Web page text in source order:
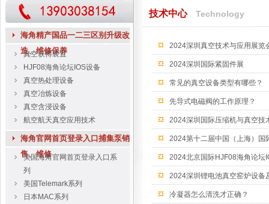
海角精产国品一二三区别升级改
造、维修保养
真空获得装置
HJF08海角论坛IOS设备
真空热处理设备
真空冶炼设备
真空含浸设备
航空航天真空应用技术
海角官网首页登录入口捕集泵销
售、维修
美国海角官网首页登录入口系
列
美国Telemark系列
日本MAC系列
技术中心 Technology
2024深圳真空技术与应用展览
2024深圳国际紧固件展
常见的真空设备类型有哪些？
先导式电磁阀的工作原理？
2024深圳国际压缩机与真空技
2024第十二届中国（上海）国
2024北京国际HJF08海角论坛
2024深圳锂电池真空窑炉设备
冷凝器怎么清洗才正确？